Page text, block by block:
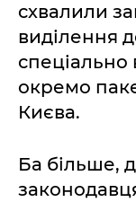
схвалили
виділення
спеціально
окремо
Києва.
Ба більше,